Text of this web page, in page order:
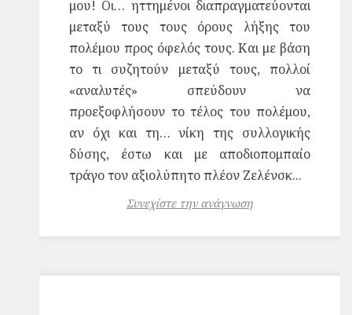
μου! Οι… ηττημένοι διαπραγματεύονται
μεταξύ τους τους όρους λήξης του
πολέμου προς όφελός τους. Και με βάση
το τι συζητούν μεταξύ τους, πολλοί
«αναλυτές» σπεύδουν να
προεξοφλήσουν το τέλος του πολέμου,
αν όχι και τη… νίκη της συλλογικής
δύσης, έστω και με αποδιοπομπαίο
τράγο τον αξιολύπητο πλέον Ζελένσκ...
Συνεχίστε την ανάγνωση